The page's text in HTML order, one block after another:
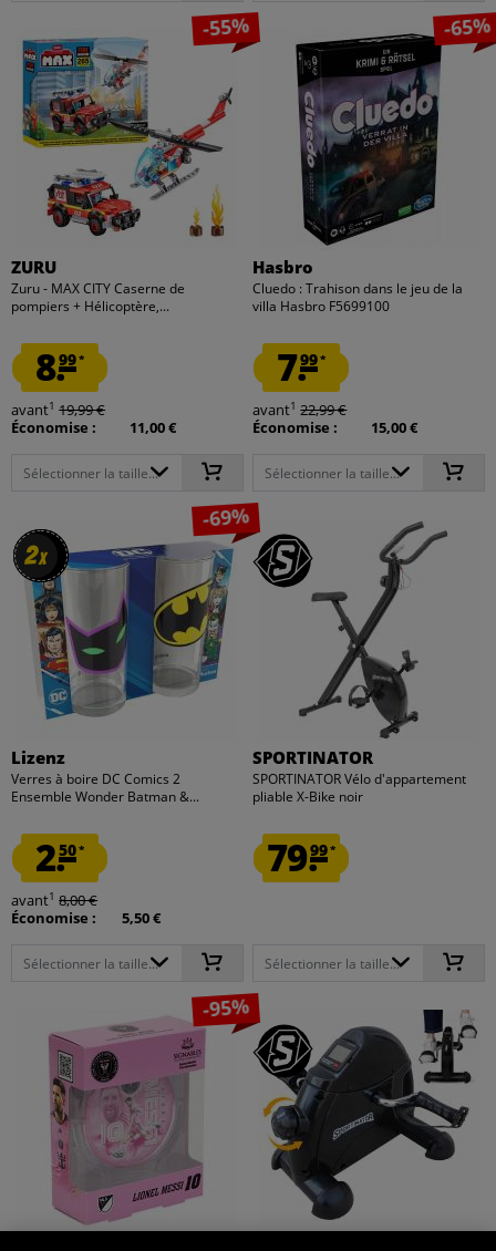
-55%
ZURU
Zuru - MAX CITY Caserne de
pompiers + Hélicoptère,...
8.99*
avant1 19,99 €
Économise :
11,00 €
Sélectionner la taille...
-65%
Hasbro
Cluedo : Trahison dans le jeu de la
villa Hasbro F5699100
7.99*
avant1 22,99 €
Économise :
15,00 €
Sélectionner la taille...
2x
2x
-69%
Lizenz
Verres à boire DC Comics 2
Ensemble Wonder Batman &...
2.50*
avant1 8,00 €
Économise :
5,50 €
Sélectionner la taille...
SPORTINATOR
SPORTINATOR Vélo d'appartement
pliable X-Bike noir
79.99*
Sélectionner la taille...
-95%